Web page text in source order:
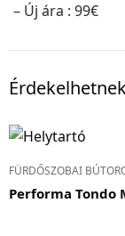
– Új ára : 99€
FÜRDŐSZOBAI
Performa Tondo